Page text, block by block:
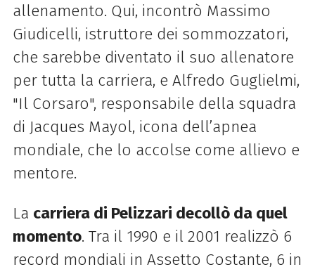
allenamento. Qui, incontrò Massimo
Giudicelli, istruttore dei sommozzatori,
che sarebbe diventato il suo allenatore
per tutta la carriera, e Alfredo Guglielmi,
"Il Corsaro", responsabile della squadra
di Jacques Mayol, icona dell’apnea
mondiale, che lo accolse come allievo e
mentore.
La carriera di Pelizzari decollò da quel
momento. Tra il 1990 e il 2001 realizzò 6
record mondiali in Assetto Costante, 6 in